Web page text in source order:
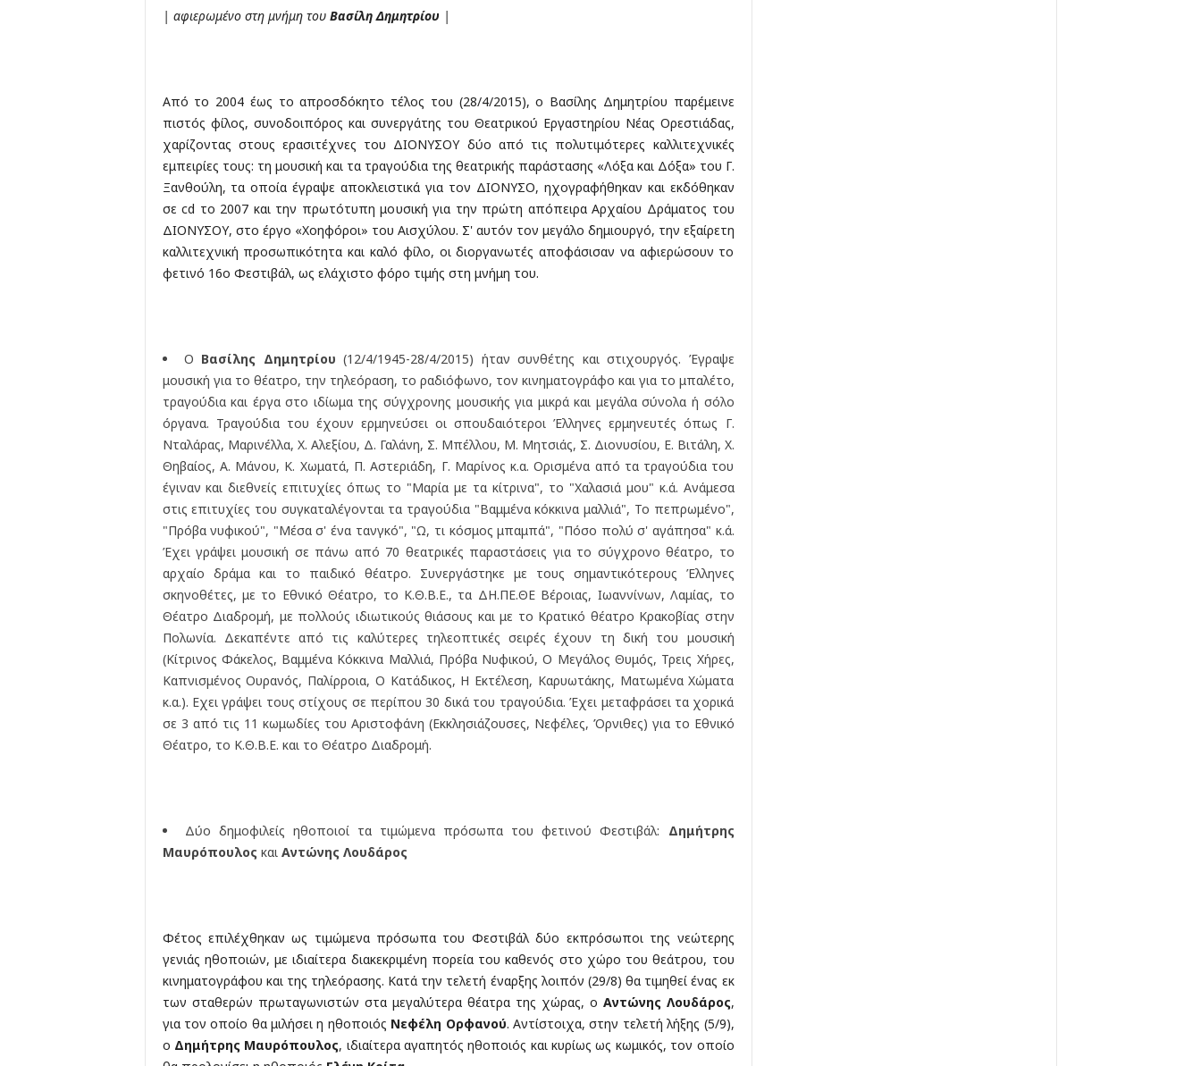
| αφιερωμένο στη μνήμη του Βασίλη Δημητρίου |
Από το 2004 έως το απροσδόκητο τέλος του (28/4/2015), ο Βασίλης Δημητρίου παρέμεινε
πιστός φίλος, συνοδοιπόρος και συνεργάτης του Θεατρικού Εργαστηρίου Νέας Ορεστιάδας,
χαρίζοντας στους ερασιτέχνες του ΔΙΟΝΥΣΟΥ δύο από τις πολυτιμότερες καλλιτεχνικές
εμπειρίες τους: τη μουσική και τα τραγούδια της θεατρικής παράστασης «Λόξα και Δόξα» του Γ.
Ξανθούλη, τα οποία έγραψε αποκλειστικά για τον ΔΙΟΝΥΣΟ, ηχογραφήθηκαν και εκδόθηκαν
σε cd το 2007 και την πρωτότυπη μουσική για την πρώτη απόπειρα Αρχαίου Δράματος του
ΔΙΟΝΥΣΟΥ, στο έργο «Χοηφόροι» του Αισχύλου. Σ' αυτόν τον μεγάλο δημιουργό, την εξαίρετη
καλλιτεχνική προσωπικότητα και καλό φίλο, οι διοργανωτές αποφάσισαν να αφιερώσουν το
φετινό 16ο Φεστιβάλ, ως ελάχιστο φόρο τιμής στη μνήμη του.
Ο Βασίλης Δημητρίου(12/4/1945-28/4/2015) ήταν συνθέτης και στιχουργός. Έγραψε
μουσική για το θέατρο, την τηλεόραση, το ραδιόφωνο, τον κινηματογράφο και για το μπαλέτο,
τραγούδια και έργα στο ιδίωμα της σύγχρονης μουσικής για μικρά και μεγάλα σύνολα ή σόλο
όργανα. Τραγούδια του έχουν ερμηνεύσει οι σπουδαιότεροι Έλληνες ερμηνευτές όπως Γ.
Νταλάρας, Μαρινέλλα, Χ. Αλεξίου, Δ. Γαλάνη, Σ. Μπέλλου, Μ. Μητσιάς, Σ. Διονυσίου, Ε. Βιτάλη, Χ.
Θηβαίος, Α. Μάνου, Κ. Χωματά, Π. Αστεριάδη, Γ. Μαρίνος κ.α. Ορισμένα από τα τραγούδια του
έγιναν και διεθνείς επιτυχίες όπως το "Μαρία με τα κίτρινα", το "Χαλασιά μου" κ.ά. Ανάμεσα
στις επιτυχίες του συγκαταλέγονται τα τραγούδια "Βαμμένα κόκκινα μαλλιά", Το πεπρωμένο",
"Πρόβα νυφικού", "Μέσα σ' ένα τανγκό", "Ω, τι κόσμος μπαμπά", "Πόσο πολύ σ' αγάπησα" κ.ά.
Έχει γράψει μουσική σε πάνω από 70 θεατρικές παραστάσεις για το σύγχρονο θέατρο, το
αρχαίο δράμα και το παιδικό θέατρο. Συνεργάστηκε με τους σημαντικότερους Έλληνες
σκηνοθέτες, με το Εθνικό Θέατρο, το Κ.Θ.Β.Ε., τα ΔΗ.ΠΕ.ΘΕ Βέροιας, Ιωαννίνων, Λαμίας, το
Θέατρο Διαδρομή, με πολλούς ιδιωτικούς θιάσους και με το Κρατικό θέατρο Κρακοβίας στην
Πολωνία. Δεκαπέντε από τις καλύτερες τηλεοπτικές σειρές έχουν τη δική του μουσική
(Κίτρινος Φάκελος, Βαμμένα Κόκκινα Μαλλιά, Πρόβα Νυφικού, Ο Μεγάλος Θυμός, Τρεις Χήρες,
Καπνισμένος Ουρανός, Παλίρροια, Ο Κατάδικος, Η Εκτέλεση, Καρυωτάκης, Ματωμένα Χώματα
κ.α.). Εχει γράψει τους στίχους σε περίπου 30 δικά του τραγούδια. Έχει μεταφράσει τα χορικά
σε 3 από τις 11 κωμωδίες του Αριστοφάνη (Εκκλησιάζουσες, Νεφέλες, Όρνιθες) για το Εθνικό
Θέατρο, το Κ.Θ.Β.Ε. και το Θέατρο Διαδρομή.
Δύο δημοφιλείς ηθοποιοί τα τιμώμενα πρόσωπα του φετινού Φεστιβάλ: Δημήτρης
Μαυρόπουλος και Αντώνης Λουδάρος
Φέτος επιλέχθηκαν ως τιμώμενα πρόσωπα του Φεστιβάλ δύο εκπρόσωποι της νεώτερης
γενιάς ηθοποιών, με ιδιαίτερα διακεκριμένη πορεία του καθενός στο χώρο του θεάτρου, του
κινηματογράφου και της τηλεόρασης. Κατά την τελετή έναρξης λοιπόν (29/8) θα τιμηθεί ένας εκ
των σταθερών πρωταγωνιστών στα μεγαλύτερα θέατρα της χώρας, ο Αντώνης Λουδάρος,
για τον οποίο θα μιλήσει η ηθοποιός Νεφέλη Ορφανού. Αντίστοιχα, στην τελετή λήξης (5/9),
ο Δημήτρης Μαυρόπουλος, ιδιαίτερα αγαπητός ηθοποιός και κυρίως ως κωμικός, τον οποίο